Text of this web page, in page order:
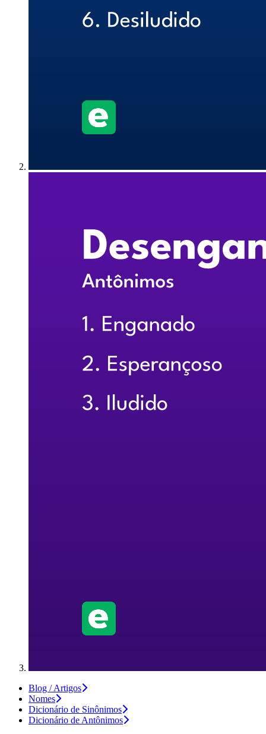
Blog / Artigos
Nomes
Dicionário de Sinônimos
Dicionário de Antônimos